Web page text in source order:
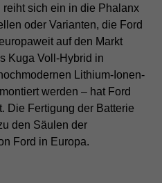
sich ein in die Phalanx
oder Varianten, die Ford
auf den Markt
Kuga Voll-Hybrid in
Lithium-Ionen-
werden – hat Ford
Die Fertigung der Batterie
den Säulen der
Ford in Europa.